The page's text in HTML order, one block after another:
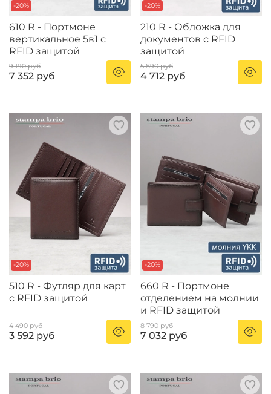
-20%
610 R - Портмоне
вертикальное 5в1 с
RFID защитой
9 190 руб
7 352 руб
-20%
210 R - Обложка для
документов с RFID
защитой
5 890 руб
4 712 руб
-20%
510 R - Футляр для карт
с RFID защитой
4 490 руб
3 592 руб
-20%
660 R - Портмоне
отделением на молнии
и RFID защитой
8 790 руб
7 032 руб